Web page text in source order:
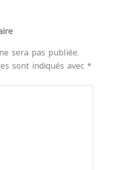
sera pas publiée.
sont indiqués avec *